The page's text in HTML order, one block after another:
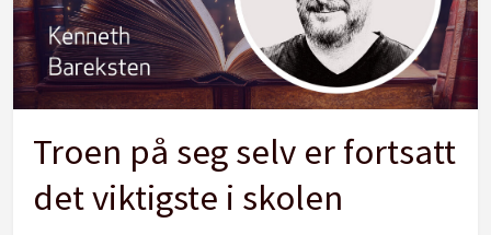
Troen på seg selv er fortsatt
det viktigste i skolen